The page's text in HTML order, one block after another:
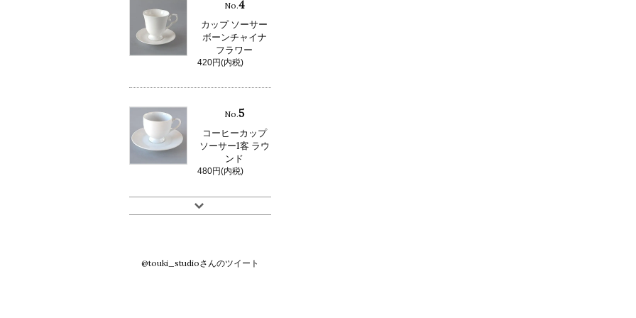
No.4
カップ ソーサー
ボーンチャイナ
フラワー
420円(内税)
No.5
コーヒーカップ
ソーサー1客 ラウ
ンド
480円(内税)
@touki_studioさんのツイート